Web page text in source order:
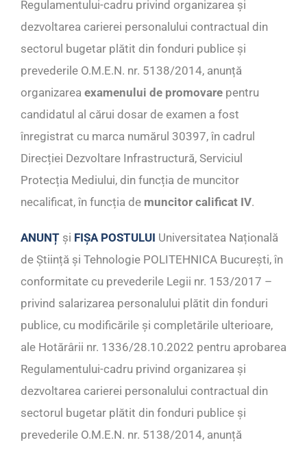
Regulamentului-cadru privind organizarea și
dezvoltarea carierei personalului contractual din
sectorul bugetar plătit din fonduri publice și
prevederile O.M.E.N. nr. 5138/2014, anunță
organizarea examenului de promovare pentru
candidatul al cărui dosar de examen a fost
înregistrat cu marca numărul 30397, în cadrul
Direcției Dezvoltare Infrastructură, Serviciul
Protecția Mediului, din funcția de muncitor
necalificat, în funcția de muncitor calificat IV.
ANUNȚ și FIȘA POSTULUI Universitatea Națională
de Știință și Tehnologie POLITEHNICA București, în
conformitate cu prevederile Legii nr. 153/2017 –
privind salarizarea personalului plătit din fonduri
publice, cu modificările și completările ulterioare,
ale Hotărârii nr. 1336/28.10.2022 pentru aprobarea
Regulamentului-cadru privind organizarea și
dezvoltarea carierei personalului contractual din
sectorul bugetar plătit din fonduri publice și
prevederile O.M.E.N. nr. 5138/2014, anunță